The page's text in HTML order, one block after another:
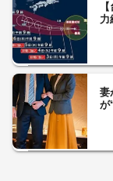
力
妻
が